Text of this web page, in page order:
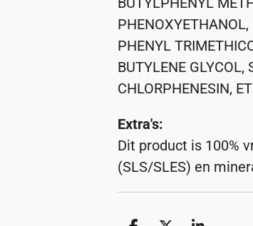
PHENYL
BUTYLENE GLYCOL,
CHLORPHENESIN,
Extra's:
Dit product is 100%
(SLS/SLES) en